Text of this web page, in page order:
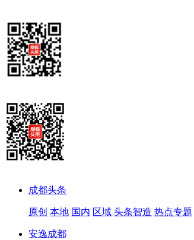
成都头条
原创 本地 国内 区域 头条智造 热点专题
安逸成都